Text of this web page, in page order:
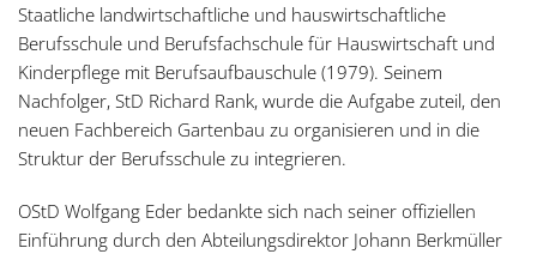
Staatliche landwirtschaftliche und hauswirtschaftliche
Berufsschule und Berufsfachschule für Hauswirtschaft und
Kinderpflege mit Berufsaufbauschule (1979). Seinem
Nachfolger, StD Richard Rank, wurde die Aufgabe zuteil, den
neuen Fachbereich Gartenbau zu organisieren und in die
Struktur der Berufsschule zu integrieren.
OStD Wolfgang Eder bedankte sich nach seiner offiziellen
Einführung durch den Abteilungsdirektor Johann Berkmüller